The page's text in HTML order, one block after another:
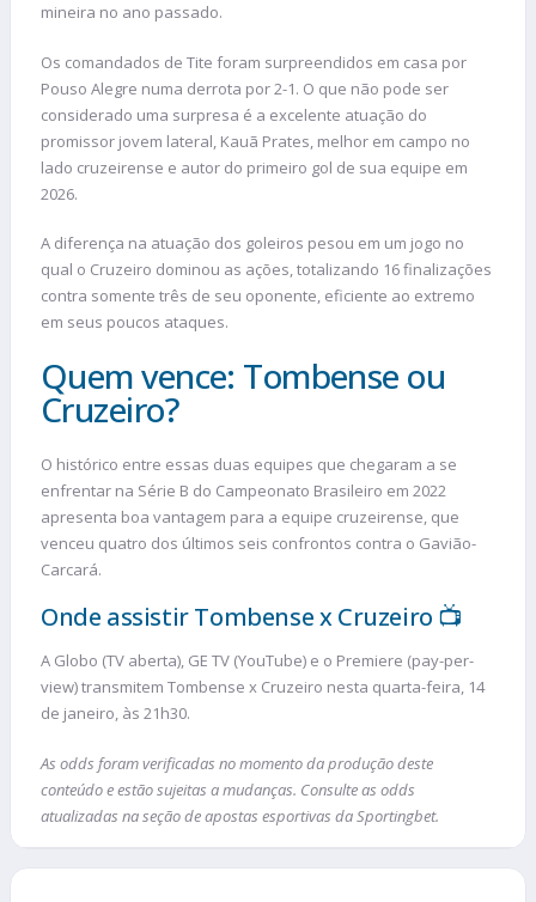
mineira no ano passado.
Os comandados de Tite foram surpreendidos em casa por
Pouso Alegre numa derrota por 2-1. O que não pode ser
considerado uma surpresa é a excelente atuação do
promissor jovem lateral, Kauã Prates, melhor em campo no
lado cruzeirense e autor do primeiro gol de sua equipe em
2026.
A diferença na atuação dos goleiros pesou em um jogo no
qual o Cruzeiro dominou as ações, totalizando 16 finalizações
contra somente três de seu oponente, eficiente ao extremo
em seus poucos ataques.
Quem vence: Tombense ou
Cruzeiro?
O histórico entre essas duas equipes que chegaram a se
enfrentar na Série B do Campeonato Brasileiro em 2022
apresenta boa vantagem para a equipe cruzeirense, que
venceu quatro dos últimos seis confrontos contra o Gavião-
Carcará.
Onde assistir Tombense x Cruzeiro 📺
A Globo (TV aberta), GE TV (YouTube) e o Premiere (pay-per-
view) transmitem Tombense x Cruzeiro nesta quarta-feira, 14
de janeiro, às 21h30.
As odds foram verificadas no momento da produção deste
conteúdo e estão sujeitas a mudanças. Consulte as odds
atualizadas na seção de apostas esportivas da Sportingbet.